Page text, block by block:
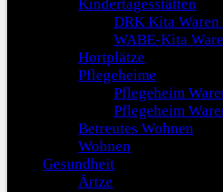
Kindertagesstätten
DRK Kita
WABE-Kita
Hortplätze
Pflegeheime
Pflegeheim
Pflegeheim
Betreutes Wohnen
Wohnen
Gesundheit
Ärtze